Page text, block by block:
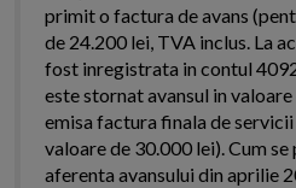
primit o factura de avans
de 24.200 lei, TVA inclus. La
fost inregistrata in contul
este stornat avansul in
emisa factura finala de
valoare de 30.000 lei). Cum
aferenta avansului din aprilie